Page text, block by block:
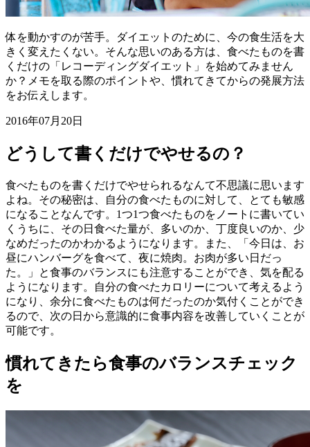
体を動かすのが苦手。ダイエットのために、今の食生活を大
きく変えたくない。そんな思いのある方は、食べたものを書
くだけの「レコーディングダイエット」を始めてみません
か？メモを取る際のポイントや、慣れてきてからの発展方法
をお伝えします。
2016年07月20日
どうして書くだけでやせるの？
食べたものを書くだけでやせられるなんて不思議に思います
よね。その秘密は、自分の食べたものに対して、とても敏感
になることなんです。1つ1つ食べたものをノートに書いてい
くうちに、その日食べた量が、多いのか、丁度良いのか、少
なめだったのかわかるようになります。また、「今日は、お
昼にハンバーグを食べて、夜に焼肉。お肉が多い日だっ
た。」と食事のバランスにも注意することができ、気を配る
ようになります。自分の食べたカロリーについて考えるよう
になり、余分に食べたものは何だったのか気付くことができ
るので、次の日から意識的に食事内容を改善していくことが
可能です。
慣れてきたら食事のバランスチェック
を